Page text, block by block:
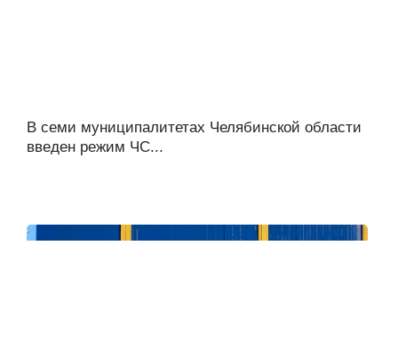
В семи муниципалитетах Челябинской области
введен режим ЧС...